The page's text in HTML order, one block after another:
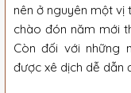
nên ở nguyên một vị
chào đón năm mới
Còn đối với những
được xê dịch dễ dẫn